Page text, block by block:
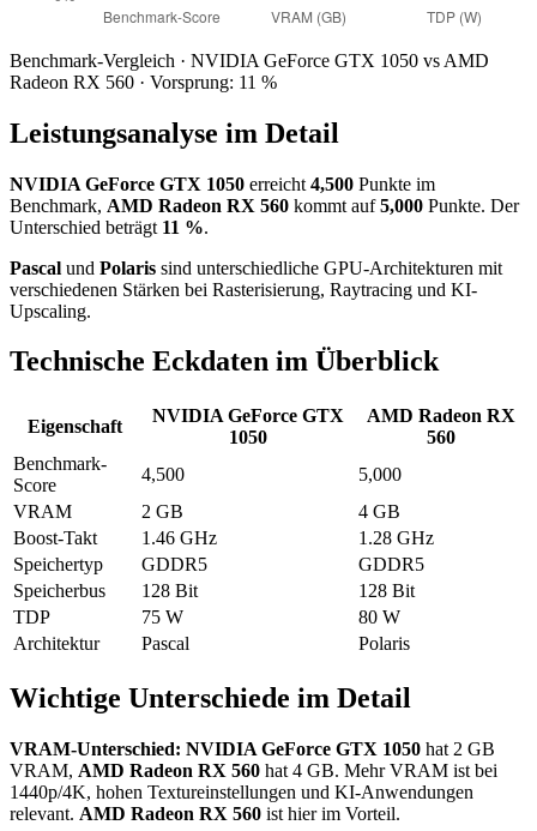
Benchmark-Vergleich · NVIDIA GeForce GTX 1050 vs AMD
Radeon RX 560 · Vorsprung: 11 %
Leistungsanalyse im Detail
NVIDIA GeForce GTX 1050 erreicht 4,500 Punkte im
Benchmark, AMD Radeon RX 560 kommt auf5,000 Punkte. Der
Unterschied beträgt 11 %.
Pascal und Polaris sind unterschiedliche GPU-Architekturen mit
verschiedenen Stärken bei Rasterisierung, Raytracing und KI-
Upscaling.
Technische Eckdaten im Überblick
Eigenschaft
NVIDIA GeForce GTX
1050
AMD Radeon RX
560
Benchmark-
Score
4,500
5,000
VRAM
2 GB
4 GB
Boost-Takt
1.46 GHz
1.28 GHz
Speichertyp
GDDR5
GDDR5
Speicherbus
128 Bit
128 Bit
TDP
75 W
80 W
Architektur
Pascal Polaris
Wichtige Unterschiede im Detail
VRAM-Unterschied: NVIDIA GeForce GTX 1050 hat 2 GB
VRAM, AMD Radeon RX 560 hat 4 GB. Mehr VRAM ist bei
1440p/4K, hohen Textureinstellungen und KI-Anwendungen
relevant. AMD Radeon RX 560 ist hier im Vorteil.